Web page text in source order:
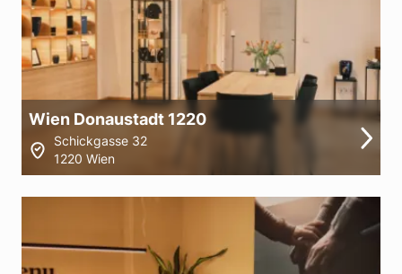
Wien Donaustadt 1220
Schickgasse 32
1220 Wien